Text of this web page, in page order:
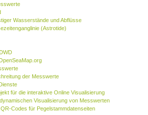
Wasserstände und Abflüsse
(Astrotide)
der Messwerte
für die interaktive Online Visualisierung
Visualisierung von Messwerten
Codes für Pegelstammdatenseiten